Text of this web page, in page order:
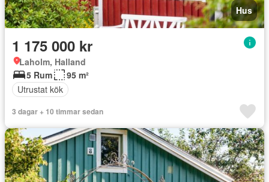
Hus
1 175 000 kr
Laholm, Halland
5 Rum
95 m²
Utrustat kök
3 dagar + 10 timmar sedan